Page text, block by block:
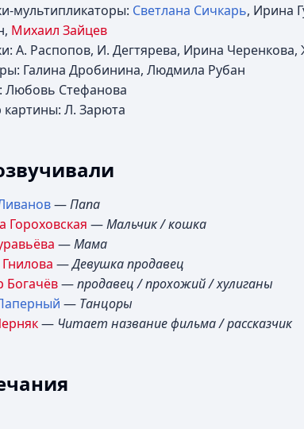
мультипликаторы: Светлана Сичкарь, Ирина
Михаил Зайцев
А. Распопов, И. Дегтярева, Ирина
Галина Дробинина, Людмила Рубан
Любовь Стефанова
картины: Л. Зарюта
—Папа
Гороховская —Мальчик / кошка
—Мама
—Девушка продавец
Богачёв—продавец / прохожий / хулиганы
— Танцоры
— Читает название фильма / рассказчик